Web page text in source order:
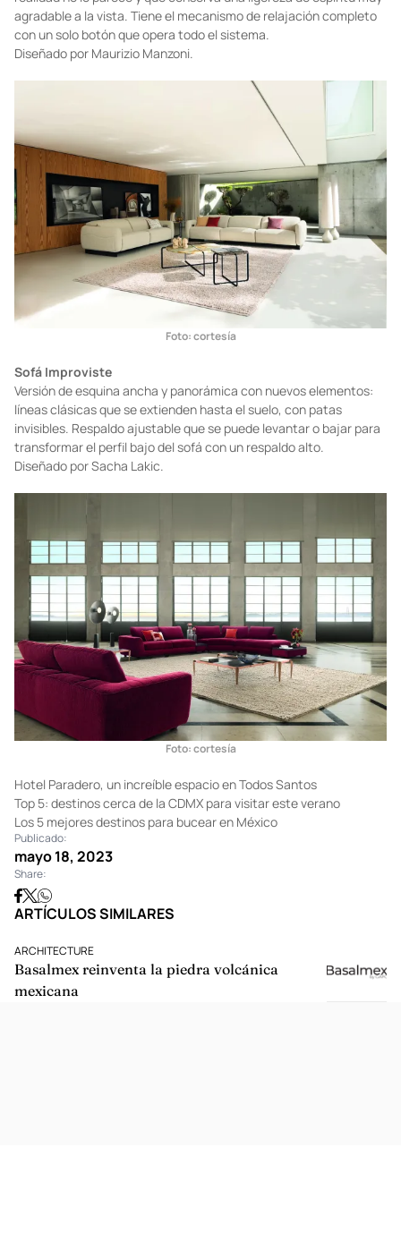
Foto: cortesía
Sofá Opale
Una pieza completamente innovadora, un sofá reclinable que en
realidad no lo parece y que conserva una ligereza de espíritu muy
agradable a la vista. Tiene el mecanismo de relajación completo
Diseñado por Maurizio Manzoni.
Foto: cortesía
Sofá Improviste
Versión de esquina ancha y panorámica con nuevos elementos:
líneas clásicas que se extienden hasta el suelo, con patas
invisibles. Respaldo ajustable que se puede levantar o bajar para
transformar el perfil bajo del sofá con un respaldo alto.
Diseñado por Sacha Lakic.
Hotel Paradero, un increíble espacio en Todos Santos
Top 5: destinos cerca de la CDMX para visitar este verano
Los 5 mejores destinos para bucear en México
Publicado:
mayo 18, 2023
Share: